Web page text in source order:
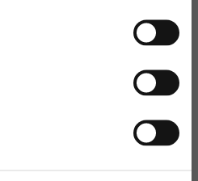
offers and